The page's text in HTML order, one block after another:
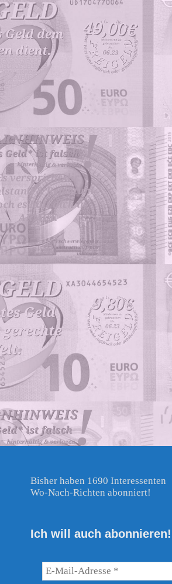
Bisher haben 1690 Interessenten
Wo-Nach-Richten abonniert!
Ich will auch abonnieren!